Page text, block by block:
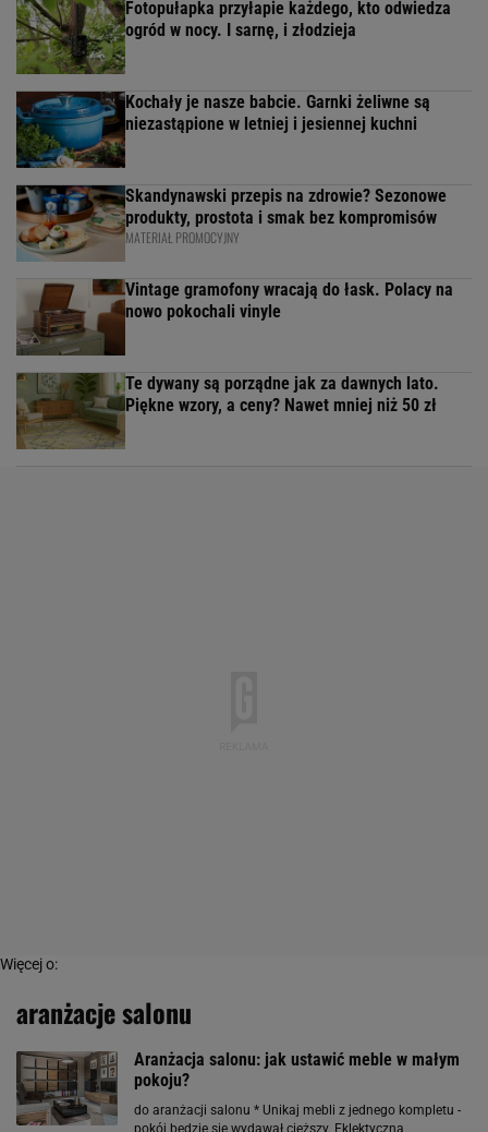
Fotopułapka przyłapie każdego, kto odwiedza
ogród w nocy. I sarnę, i złodzieja
Kochały je nasze babcie. Garnki żeliwne są
niezastąpione w letniej i jesiennej kuchni
Skandynawski przepis na zdrowie? Sezonowe
produkty, prostota i smak bez kompromisów
MATERIAŁ PROMOCYJNY
Vintage gramofony wracają do łask. Polacy na
nowo pokochali vinyle
Te dywany są porządne jak za dawnych lato.
Piękne wzory, a ceny? Nawet mniej niż 50 zł
Więcej o:
aranżacje salonu
Aranżacja salonu: jak ustawić meble w małym
pokoju?
do aranżacji salonu * Unikaj mebli z jednego kompletu -
pokój będzie się wydawał cięższy. Eklektyczna